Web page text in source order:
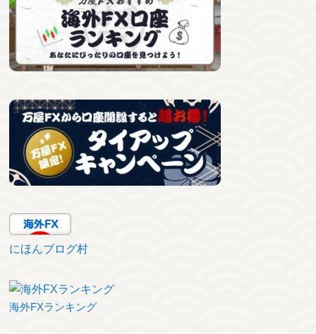
にほんブログ村
海外FXランキング